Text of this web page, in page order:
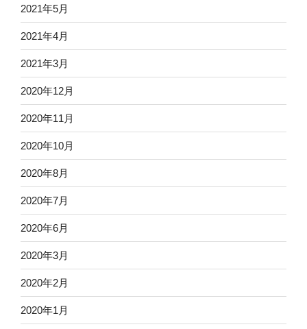
2021年5月
2021年4月
2021年3月
2020年12月
2020年11月
2020年10月
2020年8月
2020年7月
2020年6月
2020年3月
2020年2月
2020年1月